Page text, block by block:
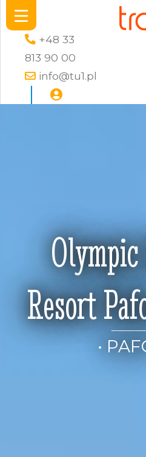
+48 33
813 90 00
info@tu1.pl
Resort
•